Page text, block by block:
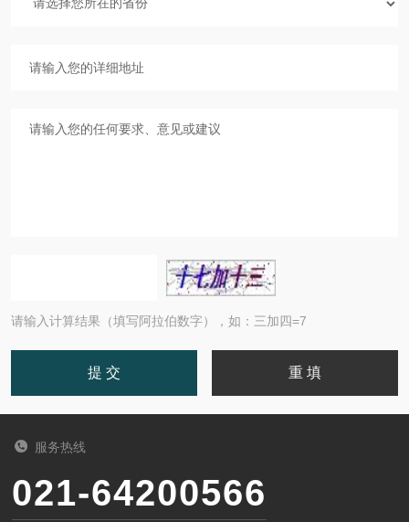
请输入计算结果（填写阿拉伯数字），如：三加四=7
服务热线
021-64200566